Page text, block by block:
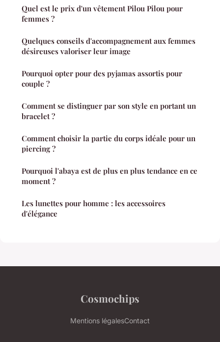
Quel est le prix d'un vêtement Pilou Pilou pour
femmes ?
Quelques conseils d'accompagnement aux femmes
désireuses valoriser leur image
Pourquoi opter pour des pyjamas assortis pour
couple ?
Comment se distinguer par son style en portant un
bracelet ?
Comment choisir la partie du corps idéale pour un
piercing ?
Pourquoi l'abaya est de plus en plus tendance en ce
moment ?
Les lunettes pour homme : les accessoires
d'élégance
Cosmochips
Mentions légalesContact